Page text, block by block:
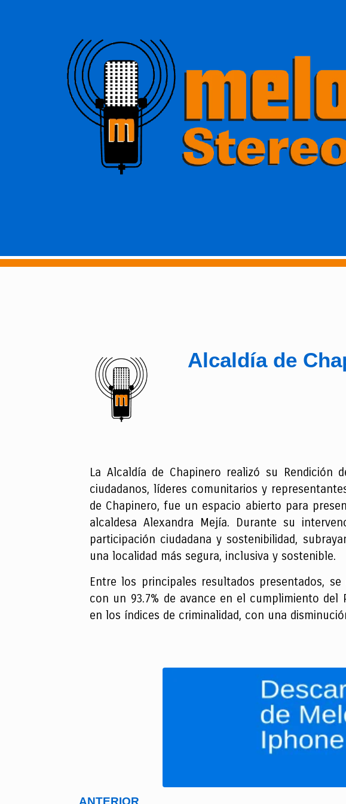
Alcaldía de
La Alcaldía de Chapinero realizó su Rendición
ciudadanos, líderes comunitarios y
de Chapinero, fue un espacio abierto para
alcaldesa Alexandra Mejía. Durante su
participación ciudadana y sostenibilidad,
una localidad más segura, inclusiva y sostenible.
Entre los principales resultados presentados,
con un 93.7% de avance en el cumplimiento del
en los índices de criminalidad, con una